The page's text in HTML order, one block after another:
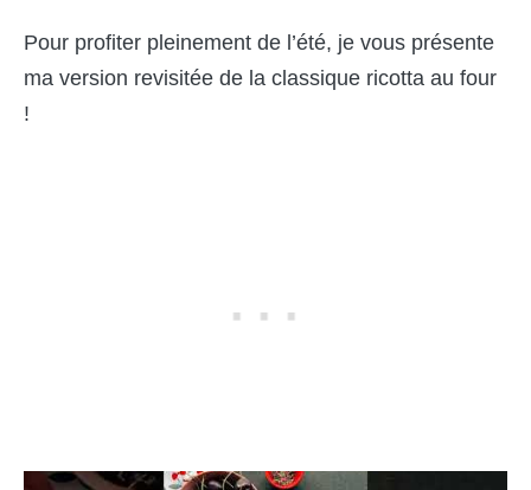
Pour profiter pleinement de l’été, je vous présente
ma version revisitée de la classique ricotta au four
!